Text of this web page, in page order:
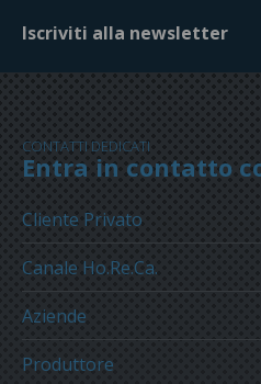
Iscriviti alla newsletter
CONTATTI DEDICATI
Entra in contatto
Cliente Privato
Canale Ho.Re.Ca.
Aziende
Produttore